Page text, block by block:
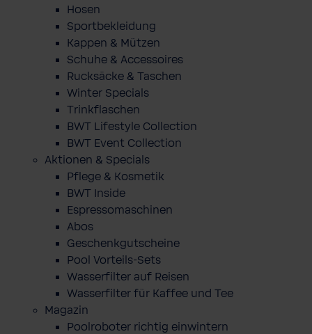
Hosen
Sportbekleidung
Kappen & Mützen
Schuhe & Accessoires
Rucksäcke & Taschen
Winter Specials
Trinkflaschen
BWT Lifestyle Collection
BWT Event Collection
Aktionen & Specials
Pflege & Kosmetik
BWT Inside
Espressomaschinen
Abos
Geschenkgutscheine
Pool Vorteils-Sets
Wasserfilter auf Reisen
Wasserfilter für Kaffee und Tee
Magazin
Poolroboter richtig einwintern